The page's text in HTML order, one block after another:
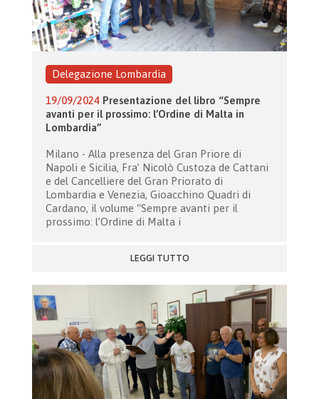
Delegazione Lombardia
19/09/2024 Presentazione del libro “Sempre
avanti per il prossimo: l’Ordine di Malta in
Lombardia”
Milano - Alla presenza del Gran Priore di
Napoli e Sicilia, Fra’ Nicolò Custoza de Cattani
e del Cancelliere del Gran Priorato di
Lombardia e Venezia, Gioacchino Quadri di
Cardano, il volume “Sempre avanti per il
prossimo: l’Ordine di Malta i
LEGGI TUTTO